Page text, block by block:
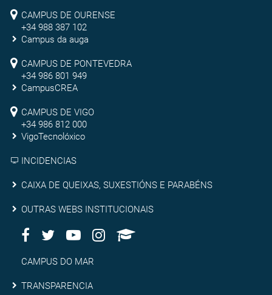
Campus
de
Ourense
CAMPUS DE OURENSE
+34 988 387 102
Campus da auga
Campus
de
Pontevedra
CAMPUS DE PONTEVEDRA
+34 986 801 949
CampusCREA
Campus
de
Vigo
CAMPUS DE VIGO
+34 986 812 000
VigoTecnolóxico
INCIDENCIAS
Caixa
de
queixas,
suxestións
e
CAIXA DE QUEIXAS, SUXESTIÓNS E PARABÉNS
Outras
webs
institucionais
OUTRAS WEBS INSTITUCIONAIS
Redes
Sociais
Facebook
TwitterYoutubeInstagram
AppleU
Campus
do
CAMPUS DO MAR
TRANSPARENCIA